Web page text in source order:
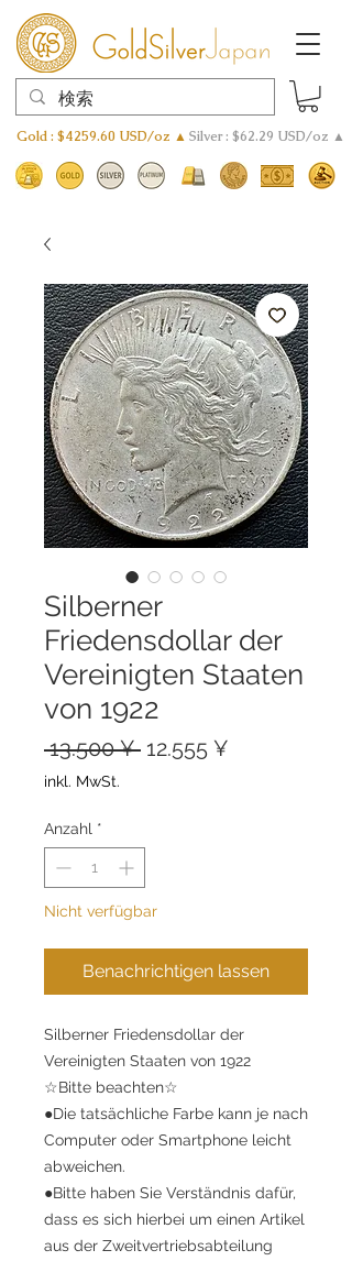
Gold : $4259.60 USD/oz ▲ Silver : $62.29 USD/oz ▲
Silberner
Friedensdollar der
Vereinigten Staaten
von 1922
13.500 ¥ Standardpreis
12.555 ¥
inkl. MwSt.
Anzahl *
Nicht verfügbar
Benachrichtigen lassen
Silberner Friedensdollar der
Vereinigten Staaten von 1922
☆Bitte beachten☆
●Die tatsächliche Farbe kann je nach
Computer oder Smartphone leicht
abweichen.
●Bitte haben Sie Verständnis dafür,
dass es sich hierbei um einen Artikel
aus der Zweitvertriebsabteilung